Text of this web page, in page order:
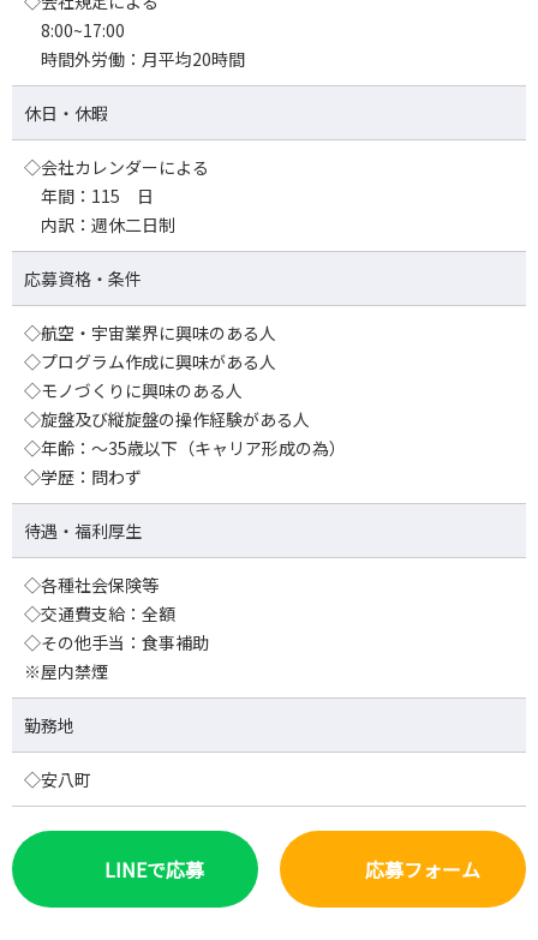
8:00~17:00
時間外労働：月平均20時間
休日・休暇
◇会社カレンダーによる
年間：115 日
内訳：週休二日制
応募資格・条件
◇航空・宇宙業界に興味のある人
◇プログラム作成に興味がある人
◇モノづくりに興味のある人
◇旋盤及び縦旋盤の操作経験がある人
◇年齢：～35歳以下（キャリア形成の為）
◇学歴：問わず
待遇・福利厚生
◇各種社会保険等
◇交通費支給：全額
◇その他手当：食事補助
※屋内禁煙
勤務地
◇安八町
LINEで応募 応募フォーム